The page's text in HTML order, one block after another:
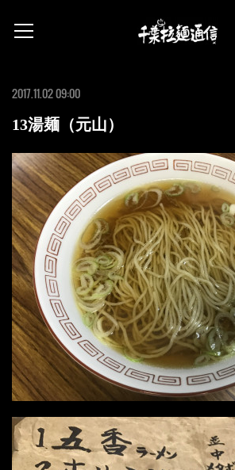
2017.11.02 09:00
13湯麺（元山）